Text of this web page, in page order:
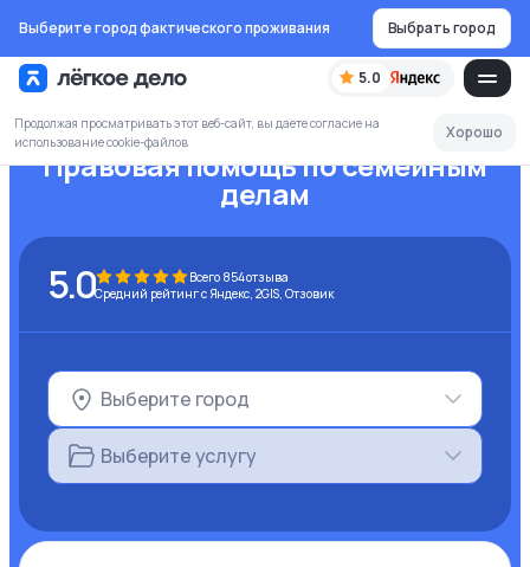
Выберите город фактического проживания Выбрать город
5.0
Продолжая просматривать этот веб-сайт, вы даете согласие на
использование cookie-файлов
Хорошо
Правовая помощь по семейным
делам
5.0 Всего 854отзыва
Средний рейтинг с Яндекс, 2GIS, Отзовик
Выберите город
Выберите услугу